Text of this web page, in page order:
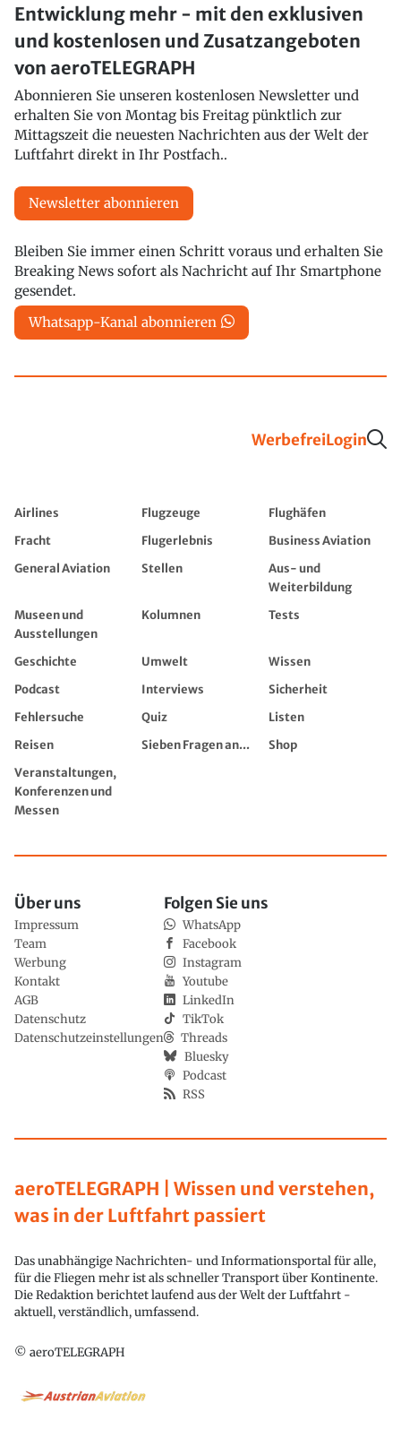
Entwicklung mehr - mit den exklusiven
und kostenlosen und Zusatzangeboten
von aeroTELEGRAPH
Abonnieren Sie unseren kostenlosen Newsletter und
erhalten Sie von Montag bis Freitag pünktlich zur
Mittagszeit die neuesten Nachrichten aus der Welt der
Luftfahrt direkt in Ihr Postfach..
Newsletter abonnieren
Bleiben Sie immer einen Schritt voraus und erhalten Sie
Breaking News sofort als Nachricht auf Ihr Smartphone
gesendet.
Whatsapp-Kanal abonnieren
WerbefreiLogin
Airlines Flugzeuge
Flughäfen
Fracht
Flugerlebnis
Business Aviation
General Aviation
Stellen
Aus- und
Weiterbildung
Museen und
Ausstellungen
Kolumnen Tests
Geschichte Umwelt
Wissen
Podcast
Interviews
Sicherheit
Fehlersuche
Quiz
Listen
Reisen
Sieben Fragen an...
Shop
Veranstaltungen,
Konferenzen und
Messen
aeroTELEGRAPH | Wissen und verstehen,
was in der Luftfahrt passiert
Das unabhängige Nachrichten- und Informationsportal für alle,
für die Fliegen mehr ist als schneller Transport über Kontinente.
Die Redaktion berichtet laufend aus der Welt der Luftfahrt -
aktuell, verständlich, umfassend.
© aeroTELEGRAPH
Über uns
Impressum
Team
Werbung
Kontakt
AGB
Datenschutz
Datenschutzeinstellungen
Folgen Sie uns
WhatsApp
Facebook
Instagram
Youtube
LinkedIn
TikTok
Threads
Bluesky
Podcast
RSS